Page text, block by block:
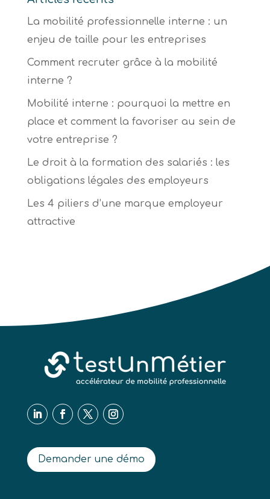
La mobilité professionnelle interne : un
enjeu de taille pour les entreprises
Comment recruter grâce à la mobilité
interne ?
Mobilité interne : pourquoi la mettre en
place et comment la favoriser au sein de
votre entreprise ?
Le droit à la formation des salariés : les
obligations légales des employeurs
Les 4 piliers d’une marque employeur
attractive
Demander une démo